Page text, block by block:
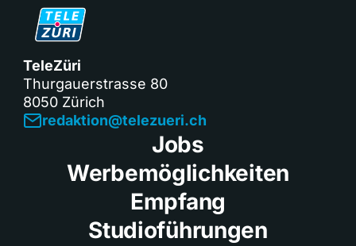
TeleZüri
Thurgauerstrasse 80
8050 Zürich
redaktion@telezueri.ch
Jobs
Werbemöglichkeiten
Empfang
Studioführungen